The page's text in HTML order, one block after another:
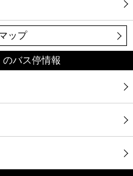
ップ
バス停情報